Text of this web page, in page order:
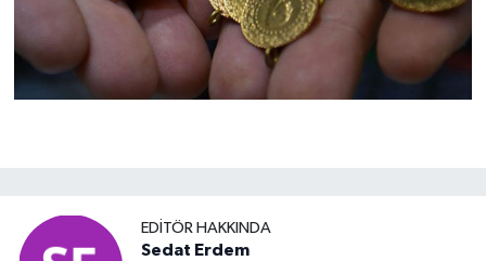
EDITÖR HAKKINDA
Sedat Erdem